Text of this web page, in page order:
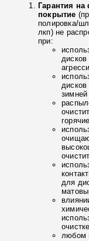
Гарантия
покрытие
полировка/
лкп) не
при:
зимней
для
любом